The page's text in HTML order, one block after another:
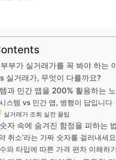
부가 실거래가를 꼭 봐야 하는
실거래가, 무엇이 다를까요?
과 민간 앱을 200% 활용하는
스템 vs 민간 앱, 병행이 답입니다
실거래가 조회 실전 꿀팁
자 속에 숨겨진 함정을 피하는 법
취소’라는 가짜 숫자를 걸러내세요
와 타입에 따른 가격 편차 이해하기